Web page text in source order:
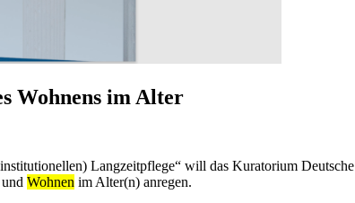
Wohnens im Alter
Langzeitpflege“ will das Kuratorium Deutsche
Wohnen im Alter(n) anregen.